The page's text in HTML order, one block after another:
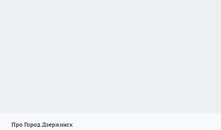
Про Город Дзержинск